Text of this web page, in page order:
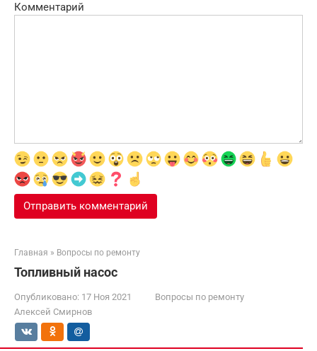
Комментарий
Главная » Вопросы по ремонту
Топливный насос
Опубликовано: 17 Ноя 2021
Вопросы по ремонту
Алексей Смирнов